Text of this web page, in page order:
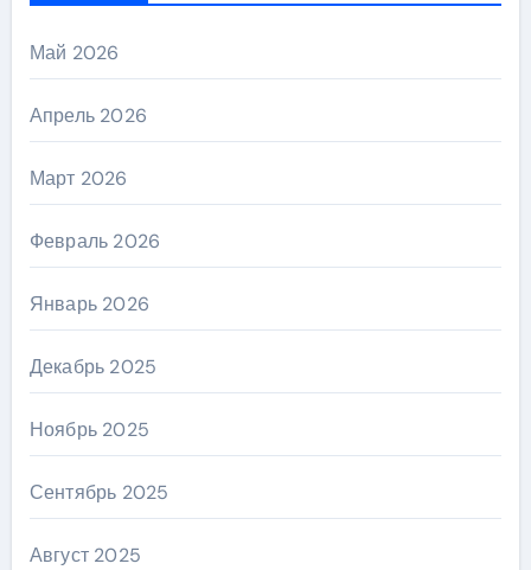
Май 2026
Апрель 2026
Март 2026
Февраль 2026
Январь 2026
Декабрь 2025
Ноябрь 2025
Сентябрь 2025
Август 2025